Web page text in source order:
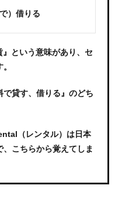
）借りる
という意味があり、セ
で貸す、借りる』のどち
（レンタル）は日本
こちらから覚えてしま